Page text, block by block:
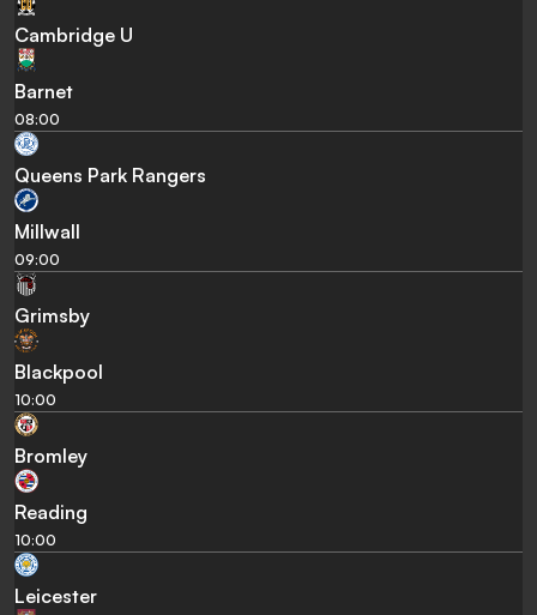
Cambridge U
Barnet
08:00
Queens Park Rangers
Millwall
09:00
Grimsby
Blackpool
10:00
Bromley
Reading
10:00
Leicester